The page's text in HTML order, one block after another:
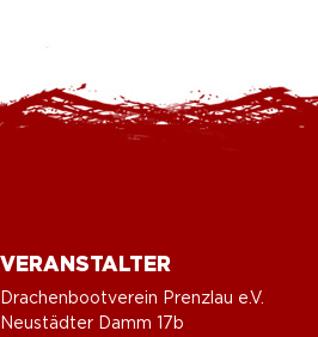
VERANSTALTER
Drachenbootverein Prenzlau e.V.
Neustädter Damm 17b